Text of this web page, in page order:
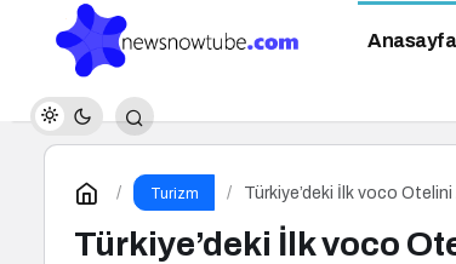
Anasayfa
Turizm Türkiye’deki İlk voco
Türkiye’deki İlk voco